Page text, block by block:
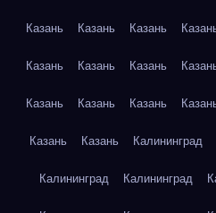
Казань Казань Казань
Казань Казань Казань
Казань Казань Казань
Казань Казань Калининград
Калининград Калининград